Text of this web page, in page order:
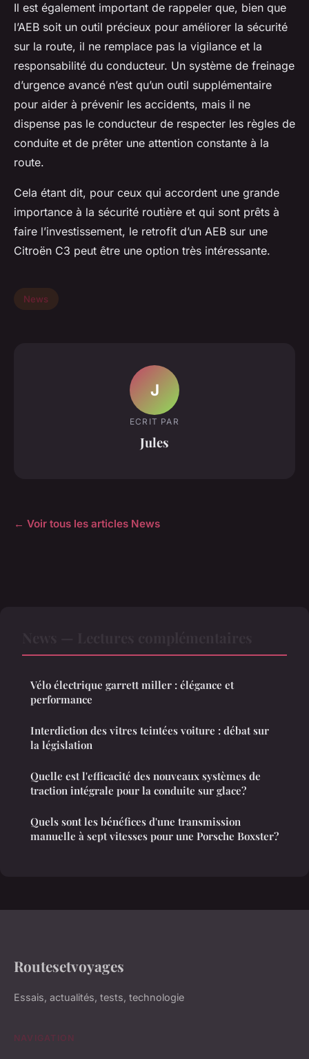
Il est également important de rappeler que, bien que
l’AEB soit un outil précieux pour améliorer la sécurité
sur la route, il ne remplace pas la vigilance et la
responsabilité du conducteur. Un système de freinage
d’urgence avancé n’est qu’un outil supplémentaire
pour aider à prévenir les accidents, mais il ne
dispense pas le conducteur de respecter les règles de
conduite et de prêter une attention constante à la
route.
Cela étant dit, pour ceux qui accordent une grande
importance à la sécurité routière et qui sont prêts à
faire l’investissement, le retrofit d’un AEB sur une
Citroën C3 peut être une option très intéressante.
News
J
ECRIT PAR
Jules
← Voir tous les articles News
Vélo électrique garrett miller : élégance et
performance
Interdiction des vitres teintées voiture : débat sur
la législation
Quelle est l'efficacité des nouveaux systèmes de
traction intégrale pour la conduite sur glace?
Quels sont les bénéfices d'une transmission
manuelle à sept vitesses pour une Porsche Boxster?
Routesetvoyages
Essais, actualités, tests, technologie
NAVIGATION